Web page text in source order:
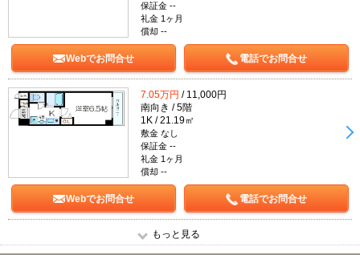
保証金 --
礼金 1ヶ月
償却 --
Webでお問合せ 電話でお問合せ
7.05万円 / 11,000円
南向き / 5階
1K / 21.19㎡
敷金 なし
保証金 --
礼金 1ヶ月
償却 --
Webでお問合せ 電話でお問合せ
もっと見る